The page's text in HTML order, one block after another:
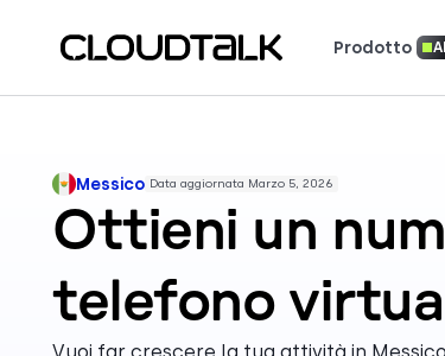
Prodotto AI
Messico Data aggiornata Marzo 5, 2026
Ottieni un
telefono